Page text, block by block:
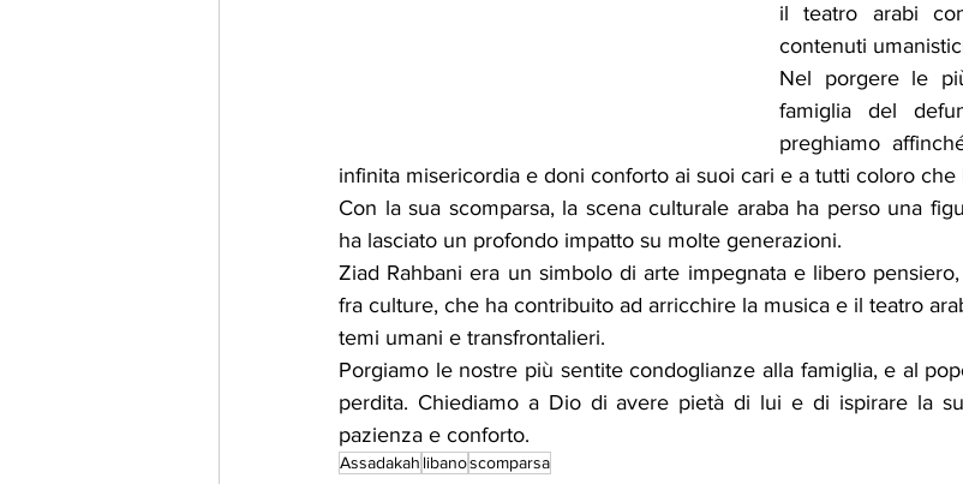
il teatro arabi
contenuti
Nel porgere le
famiglia del
preghiamo
infinita misericordia e doni conforto ai suoi cari e a tutti coloro che
Con la sua scomparsa, la scena culturale araba ha perso una
ha lasciato un profondo impatto su molte generazioni.
Ziad Rahbani era un simbolo di arte impegnata e libero
fra culture, che ha contribuito ad arricchire la musica e il teatro
temi umani e transfrontalieri.
Porgiamo le nostre più sentite condoglianze alla famiglia, e al
perdita. Chiediamo a Dio di avere pietà di lui e di ispirare la
pazienza e conforto.
Assadakah libanoscomparsa